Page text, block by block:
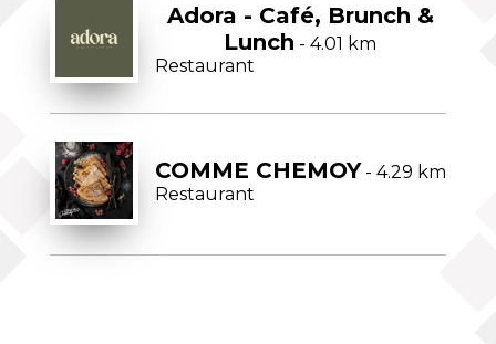
Adora - Café, Brunch &
Lunch - 4.01 km
Restaurant
COMME CHEMOY- 4.29 km
Restaurant